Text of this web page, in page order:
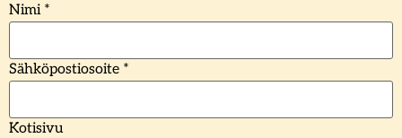
Nimi *
Sähköpostiosoite *
Kotisivu